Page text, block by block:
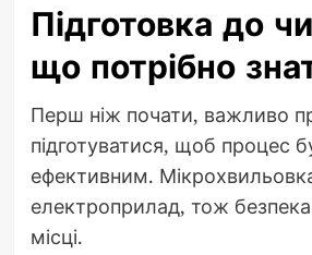
Підготовка до
що потрібно
Перш ніж почати, важливо
підготуватися, щоб процес
ефективним.
електроприлад, тож
місці.